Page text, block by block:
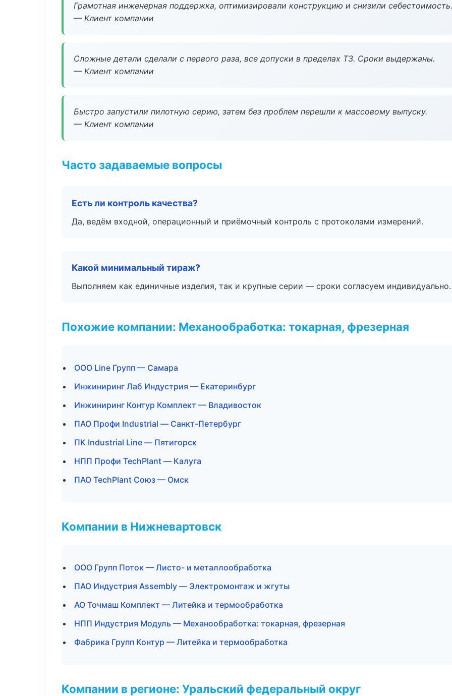
Грамотная инженерная поддержка, оптимизировали конструкцию и снизили себестоимость.
— Клиент компании
Сложные детали сделали с первого раза, все допуски в пределах ТЗ. Сроки выдержаны.
— Клиент компании
Быстро запустили пилотную серию, затем без проблем перешли к массовому выпуску.
— Клиент компании
Часто задаваемые вопросы
Есть ли контроль качества?
Да, ведём входной, операционный и приёмочный контроль с протоколами измерений.
Какой минимальный тираж?
Выполняем как единичные изделия, так и крупные серии — сроки согласуем индивидуально.
Похожие компании: Механообработка: токарная, фрезерная
ООО Line Групп — Самара
Инжиниринг Лаб Индустрия — Екатеринбург
Инжиниринг Контур Комплект — Владивосток
ПАО Профи Industrial — Санкт-Петербург
ПК Industrial Line — Пятигорск
НПП Профи TechPlant — Калуга
ПАО TechPlant Союз — Омск
Компании в Нижневартовск
ООО Групп Поток — Листо- и металлообработка
ПАО Индустрия Assembly — Электромонтаж и жгуты
АО Точмаш Комплект — Литейка и термообработка
НПП Индустрия Модуль — Механообработка: токарная, фрезерная
Фабрика Групп Контур — Литейка и термообработка
Компании в регионе: Уральский федеральный округ